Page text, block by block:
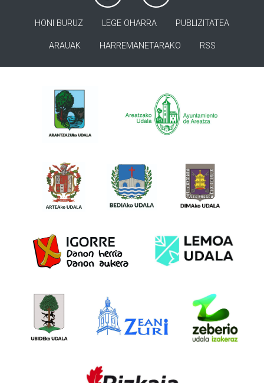
HONI BURUZ LEGE OHARRA PUBLIZITATEA
ARAUAK HARREMANETARAKO RSS